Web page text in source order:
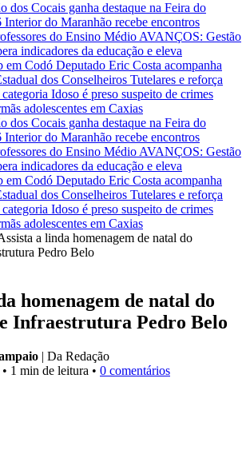
dos Cocais ganha destaque na Feira do
Interior do Maranhão recebe encontros
do Ensino Médio AVANÇOS: Gestão
indicadores da educação e eleva
em Codó Deputado Eric Costa acompanha
dos Conselheiros Tutelares e reforça
Idoso é preso suspeito de crimes
adolescentes em Caxias
dos Cocais ganha destaque na Feira do
Interior do Maranhão recebe encontros
do Ensino Médio AVANÇOS: Gestão
indicadores da educação e eleva
em Codó Deputado Eric Costa acompanha
dos Conselheiros Tutelares e reforça
Idoso é preso suspeito de crimes
adolescentes em Caxias
a linda homenagem de natal do
Pedro Belo
homenagem de natal do
Infraestrutura Pedro Belo
| Da Redação
• 1 min de leitura • 0 comentários